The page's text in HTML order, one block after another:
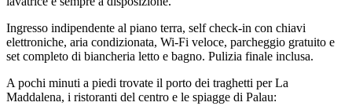
Ingresso indipendente al piano terra, self check-in con chiavi
elettroniche, aria condizionata, Wi-Fi veloce, parcheggio gratuito e
set completo di biancheria letto e bagno. Pulizia finale inclusa.
A pochi minuti a piedi trovate il porto dei traghetti per La
Maddalena, i ristoranti del centro e le spiagge di Palau: